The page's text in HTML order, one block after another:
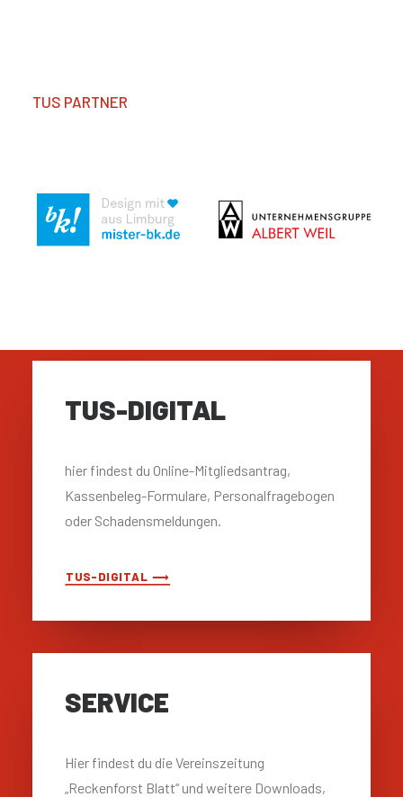
TUS PARTNER
TUS-DIGITAL
hier findest du Online-Mitgliedsantrag,
Kassenbeleg-Formulare, Personalfragebogen
oder Schadensmeldungen.
TUS-DIGITAL ⟶
SERVICE
Hier findest du die Vereinszeitung
„Reckenforst Blatt“ und weitere Downloads,